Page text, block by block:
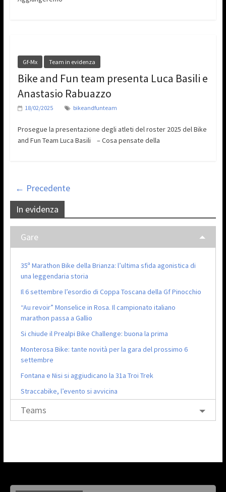
Gf-Mx Team in evidenza
Bike and Fun team presenta Luca Basili e
Anastasio Rabuazzo
18/02/2025 bikeandfunteam
Prosegue la presentazione degli atleti del roster 2025 del Bike
and Fun Team Luca Basili – Cosa pensate della
← Precedente
In evidenza
Gare
35ª Marathon Bike della Brianza: l’ultima sfida agonistica di
una leggendaria storia
Il 6 settembre l’esordio di Coppa Toscana della Gf Pinocchio
“Au revoir” Monselice in Rosa. Il campionato italiano
marathon passa a Gallio
Si chiude il Prealpi Bike Challenge: buona la prima
Monterosa Bike: tante novità per la gara del prossimo 6
settembre
Fontana e Nisi si aggiudicano la 31a Troi Trek
Straccabike, l’evento si avvicina
Teams